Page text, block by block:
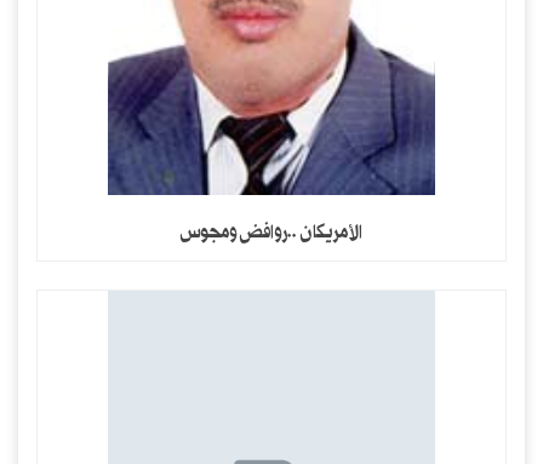
الأمريكان ..روافض ومجوس